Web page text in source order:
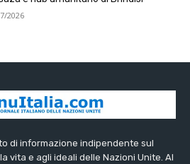
2026
di informazione indipendente sul
vita e agli ideali delle Nazioni Unite. Al